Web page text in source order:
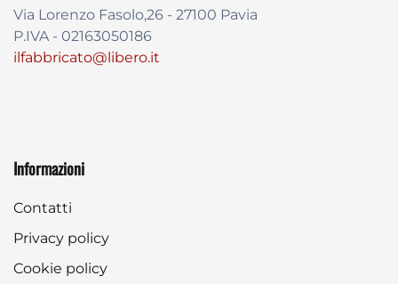
Via Lorenzo Fasolo,26 - 27100 Pavia
P.IVA - 02163050186
ilfabbricato@libero.it
Informazioni
Contatti
Privacy policy
Cookie policy